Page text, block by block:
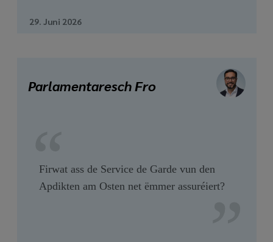
29. Juni 2026
Parlamentaresch Fro
Firwat ass de Service de Garde vun den
Apdikten am Osten net ëmmer assuréiert?